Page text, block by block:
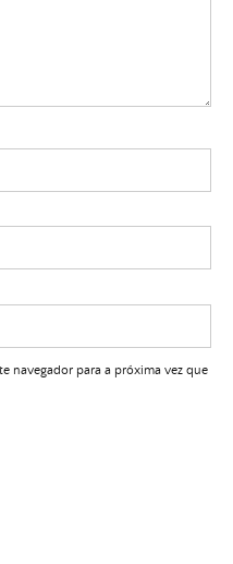
navegador para a próxima vez que